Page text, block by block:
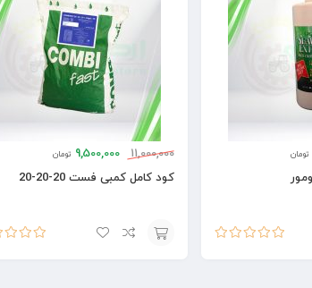
تومان 11,000,000
9,500,000 تومان
کود کامل کمبی فست 20-20-20